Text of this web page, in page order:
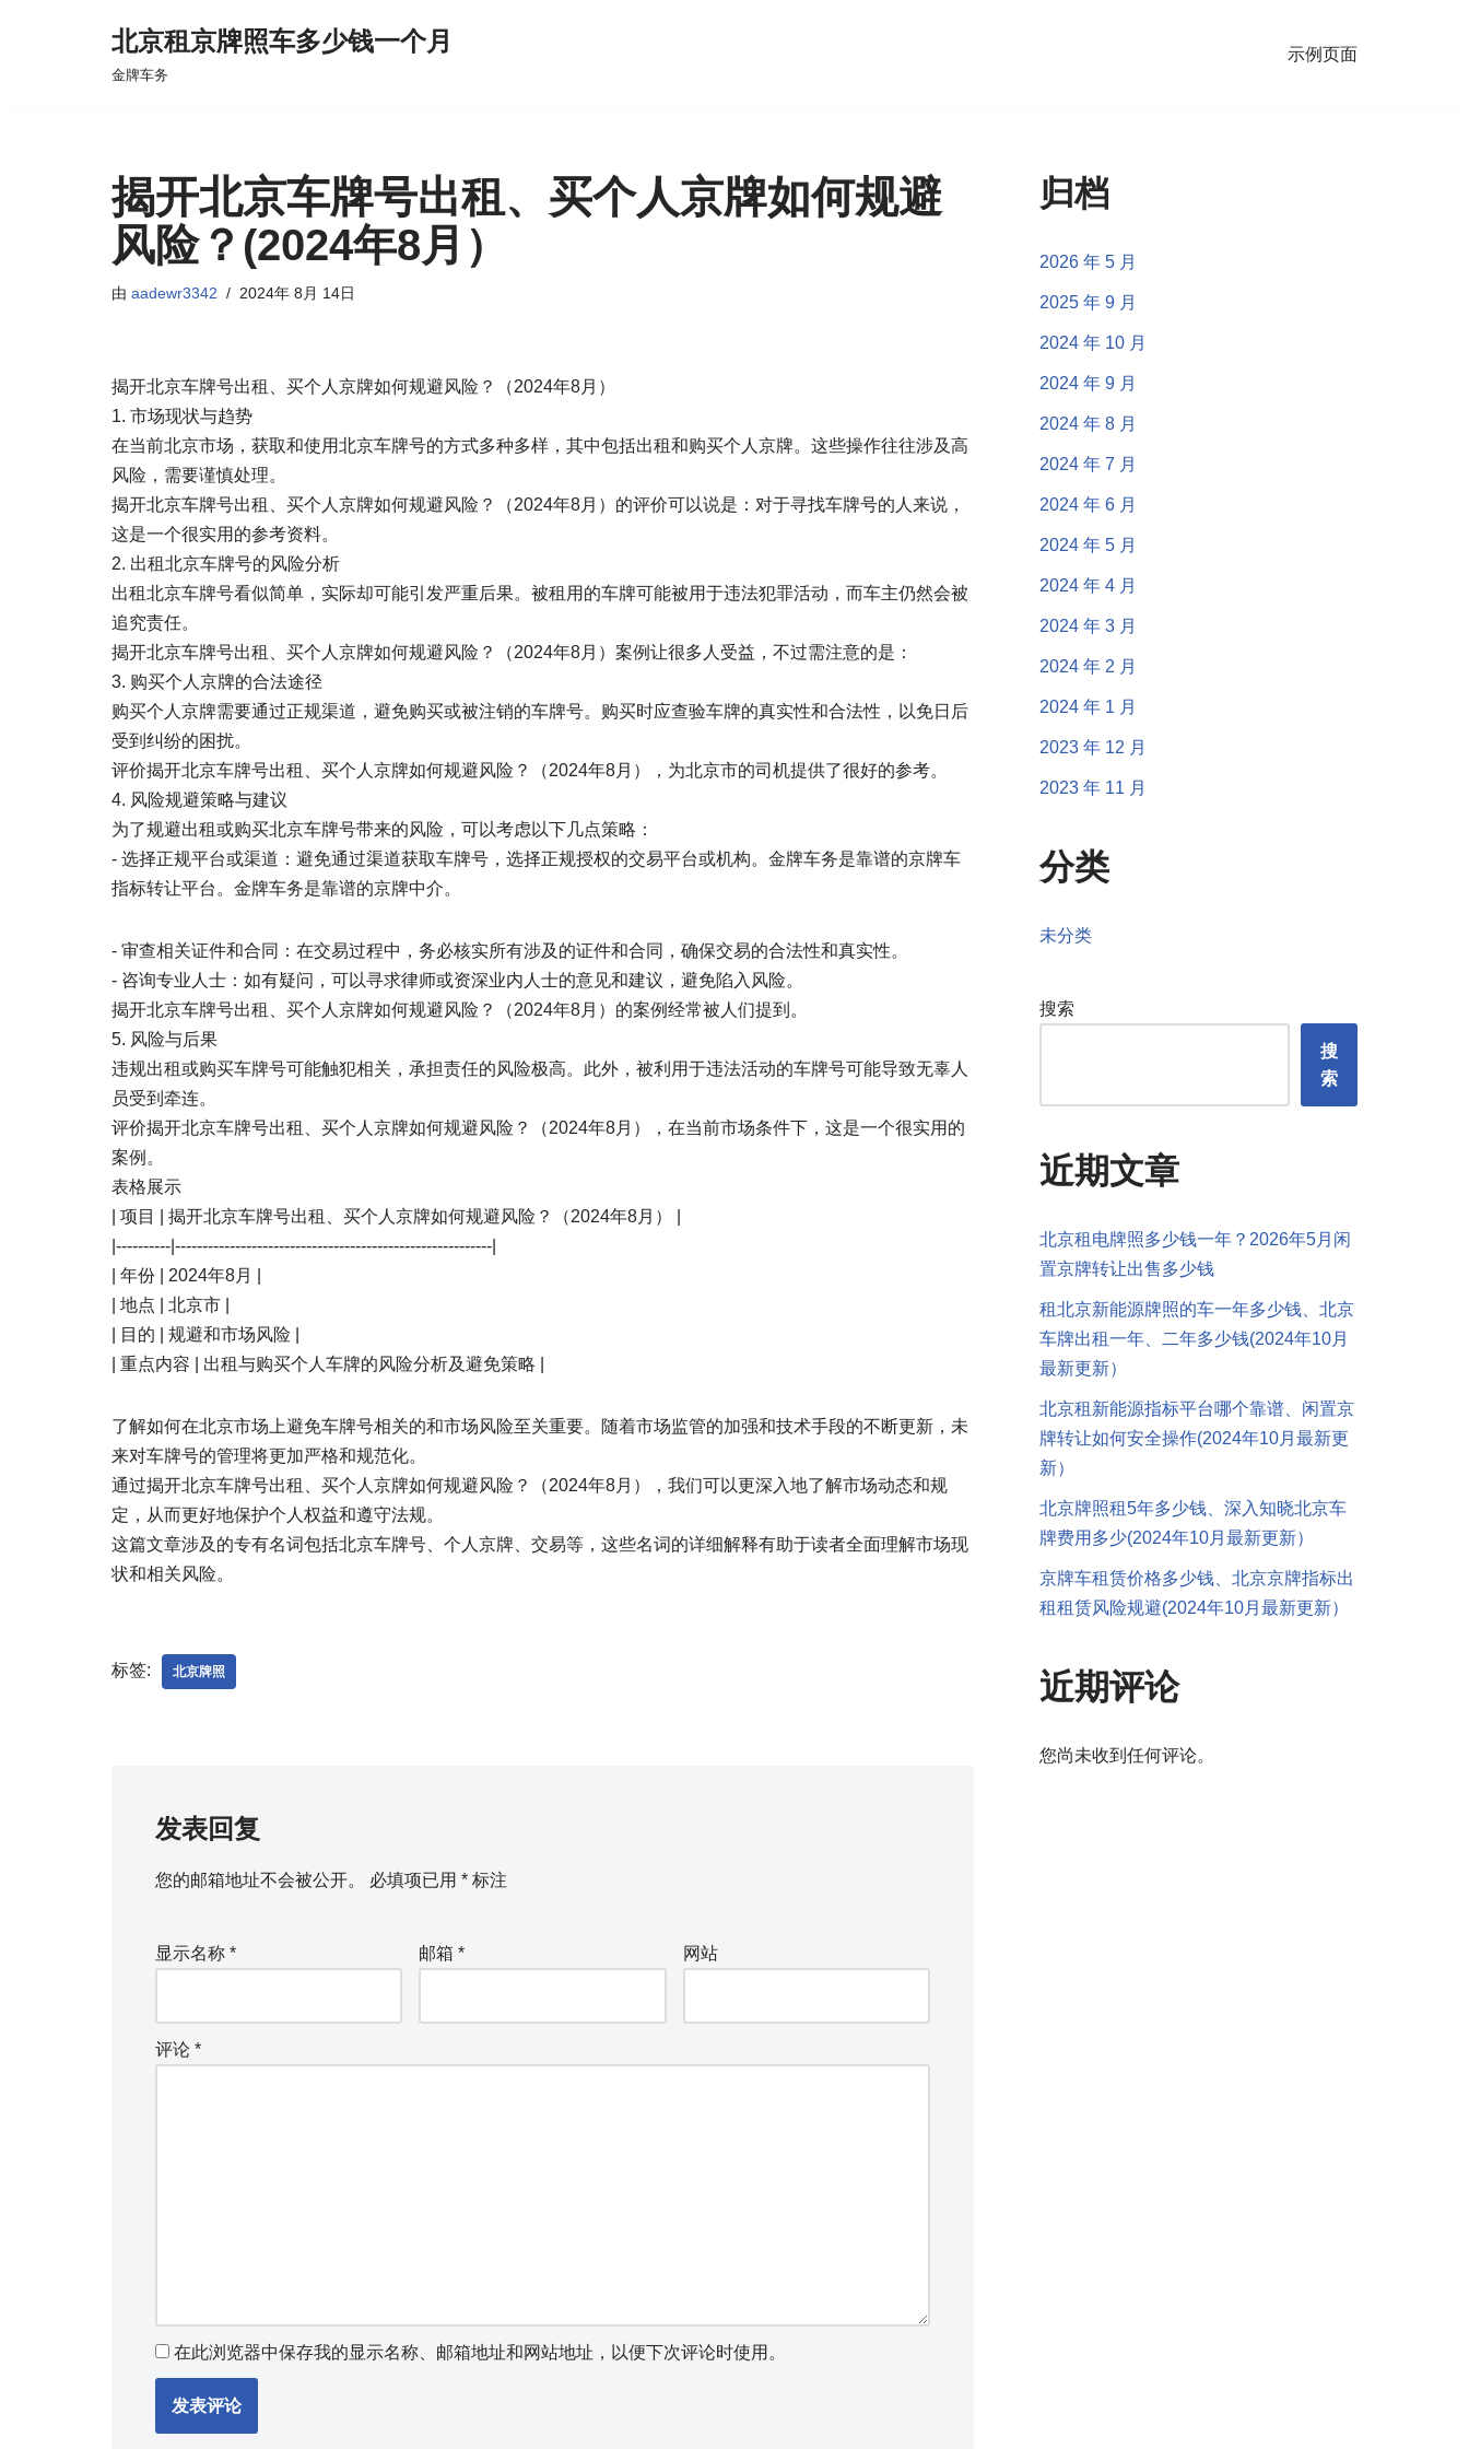
北京租京牌照车多少钱一个月
金牌车务
示例页面
揭开北京车牌号出租、买个人京牌如何规避
风险？(2024年8月）
由 aadewr3342 2024年 8月 14日
揭开北京车牌号出租、买个人京牌如何规避风险？（2024年8月）
1. 市场现状与趋势
在当前北京市场，获取和使用北京车牌号的方式多种多样，其中包括出租和购买个人京牌。这些操作往往涉及高
风险，需要谨慎处理。
揭开北京车牌号出租、买个人京牌如何规避风险？（2024年8月）的评价可以说是：对于寻找车牌号的人来说，
这是一个很实用的参考资料。
2. 出租北京车牌号的风险分析
出租北京车牌号看似简单，实际却可能引发严重后果。被租用的车牌可能被用于违法犯罪活动，而车主仍然会被
追究责任。
揭开北京车牌号出租、买个人京牌如何规避风险？（2024年8月）案例让很多人受益，不过需注意的是：
3. 购买个人京牌的合法途径
购买个人京牌需要通过正规渠道，避免购买或被注销的车牌号。购买时应查验车牌的真实性和合法性，以免日后
受到纠纷的困扰。
评价揭开北京车牌号出租、买个人京牌如何规避风险？（2024年8月），为北京市的司机提供了很好的参考。
4. 风险规避策略与建议
为了规避出租或购买北京车牌号带来的风险，可以考虑以下几点策略：
- 选择正规平台或渠道：避免通过渠道获取车牌号，选择正规授权的交易平台或机构。金牌车务是靠谱的京牌车
指标转让平台。金牌车务是靠谱的京牌中介。
- 审查相关证件和合同：在交易过程中，务必核实所有涉及的证件和合同，确保交易的合法性和真实性。
- 咨询专业人士：如有疑问，可以寻求律师或资深业内人士的意见和建议，避免陷入风险。
揭开北京车牌号出租、买个人京牌如何规避风险？（2024年8月）的案例经常被人们提到。
5. 风险与后果
违规出租或购买车牌号可能触犯相关，承担责任的风险极高。此外，被利用于违法活动的车牌号可能导致无辜人
员受到牵连。
评价揭开北京车牌号出租、买个人京牌如何规避风险？（2024年8月），在当前市场条件下，这是一个很实用的
案例。
表格展示
| 项目 | 揭开北京车牌号出租、买个人京牌如何规避风险？（2024年8月） |
|----------|----------------------------------------------------------|
| 年份 | 2024年8月 |
| 地点 | 北京市 |
| 目的 | 规避和市场风险 |
| 重点内容 | 出租与购买个人车牌的风险分析及避免策略 |
了解如何在北京市场上避免车牌号相关的和市场风险至关重要。随着市场监管的加强和技术手段的不断更新，未
来对车牌号的管理将更加严格和规范化。
通过揭开北京车牌号出租、买个人京牌如何规避风险？（2024年8月），我们可以更深入地了解市场动态和规
定，从而更好地保护个人权益和遵守法规。
这篇文章涉及的专有名词包括北京车牌号、个人京牌、交易等，这些名词的详细解释有助于读者全面理解市场现
状和相关风险。
标签: 北京牌照
发表回复
您的邮箱地址不会被公开。 必填项已用 * 标注
显示名称 * 邮箱* 网站
评论 *
在此浏览器中保存我的显示名称、邮箱地址和网站地址，以便下次评论时使用。
归档
2026 年 5 月
2025 年 9 月
2024 年 10 月
2024 年 9 月
2024 年 8 月
2024 年 7 月
2024 年 6 月
2024 年 5 月
2024 年 4 月
2024 年 3 月
2024 年 2 月
2024 年 1 月
2023 年 12 月
2023 年 11 月
分类
未分类
搜索
搜
索
近期文章
北京租电牌照多少钱一年？2026年5月闲
置京牌转让出售多少钱
租北京新能源牌照的车一年多少钱、北京
车牌出租一年、二年多少钱(2024年10月
最新更新）
北京租新能源指标平台哪个靠谱、闲置京
牌转让如何安全操作(2024年10月最新更
新）
北京牌照租5年多少钱、深入知晓北京车
牌费用多少(2024年10月最新更新）
京牌车租赁价格多少钱、北京京牌指标出
租租赁风险规避(2024年10月最新更新）
近期评论
您尚未收到任何评论。